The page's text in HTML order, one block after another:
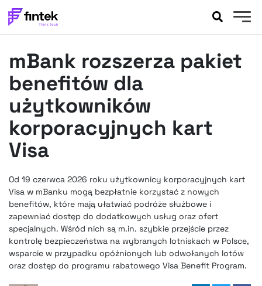
BANKOWOŚĆ
FELIETONY
WYWIADY
LEGAL
PODCASTY
FINTEKEXTRA
OKIEM EKSPERTA
mBank rozszerza pakiet
benefitów dla
użytkowników
korporacyjnych kart
Visa
Od 19 czerwca 2026 roku użytkownicy korporacyjnych kart
Visa w mBanku mogą bezpłatnie korzystać z nowych
benefitów, które mają ułatwiać podróże służbowe i
zapewniać dostęp do dodatkowych usług oraz ofert
specjalnych. Wśród nich są m.in. szybkie przejście przez
kontrolę bezpieczeństwa na wybranych lotniskach w Polsce,
wsparcie w przypadku opóźnionych lub odwołanych lotów
oraz dostęp do programu rabatowego Visa Benefit Program.